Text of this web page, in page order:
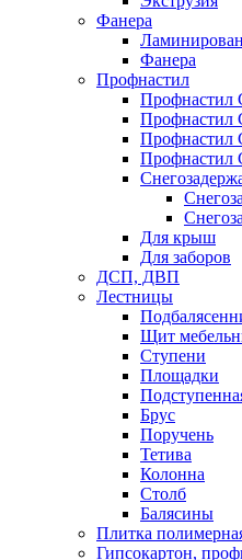
Фанера
Фанера
Профнастил
Профнастил
Профнастил
Профнастил
Профнастил
Для крыш
Для заборов
ДСП, ДВП
Лестницы
Щит
Ступени
Площадки
Брус
Поручень
Тетива
Колонна
Столб
Балясины
Плитка
Гипсокартон,